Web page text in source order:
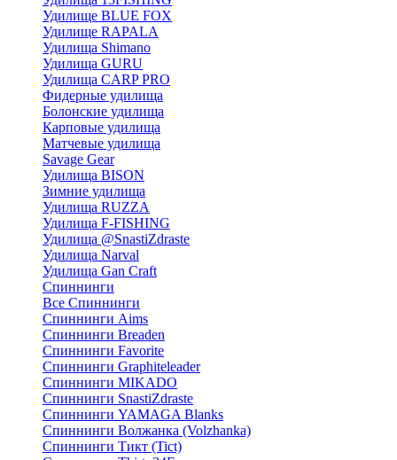
Удилище BLUE FOX
Удилище RAPALA
Удилища Shimano
Удилища GURU
Удилища CARP PRO
Фидерные удилища
Болонские удилища
Карповые удилища
Матчевые удилища
Savage Gear
Удилища BISON
Зимние удилища
Удилища RUZZA
Удилища F-FISHING
Удилища @SnastiZdraste
Удилища Narval
Удилища Gan Craft
Спиннинги
Все Спиннинги
Спиннинги Aims
Спиннинги Breaden
Спиннинги Favorite
Спиннинги Graphiteleader
Спиннинги MIKADO
Спиннинги SnastiZdraste
Спиннинги YAMAGA Blanks
Спиннинги Волжанка (Volzhanka)
Спиннинги Тикт (Tict)